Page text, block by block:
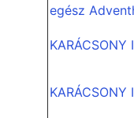
egész
KARÁCSONY
KARÁCSONY